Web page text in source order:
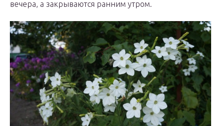
вечера, а закрываются ранним утром.